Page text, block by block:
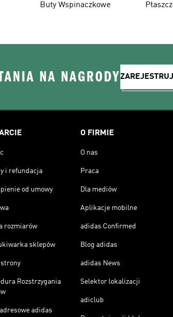
Buty Wspinaczkowe
NA NAGRODY
i refundacja
od umowy
rozmiarów
sklepów
strony
Rozstrzygania
adidas
O FIRMIE
O nas
Praca
Dla mediów
Aplikacje mobilne
adidas Confirmed
Blog adidas
adidas News
Selektor lokalizacji
adiclub